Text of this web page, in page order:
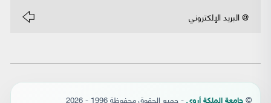
© - جميع الحقوق محفوظة 1996 - 2026